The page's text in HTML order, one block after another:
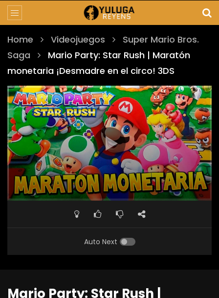
Home Videojuegos
Super Mario Bros.
Saga
Mario Party: Star Rush | Maratón
monetaria ¡Desmadre en el circo! 3DS
Auto Next
Mario Party: Star Rush |